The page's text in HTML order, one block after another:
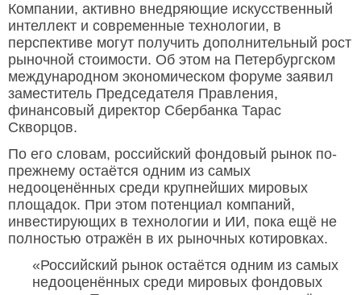
Компании, активно внедряющие искусственный
интеллект и современные технологии, в
перспективе могут получить дополнительный рост
рыночной стоимости. Об этом на Петербургском
международном экономическом форуме заявил
заместитель Председателя Правления,
финансовый директор Сбербанка Тарас
Скворцов.
По его словам, российский фондовый рынок по-
прежнему остаётся одним из самых
недооценённых среди крупнейших мировых
площадок. При этом потенциал компаний,
инвестирующих в технологии и ИИ, пока ещё не
полностью отражён в их рыночных котировках.
«Российский рынок остаётся одним из самых
недооценённых среди мировых фондовых